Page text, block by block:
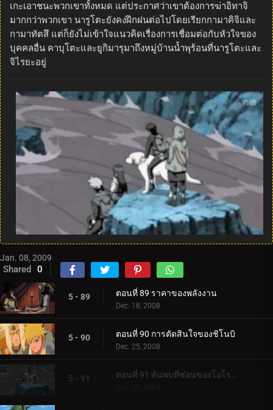
เกะเอาชนะพวกเขาทั้งหมด แต่ประกาศว่าเขาต้องการฆ่าอิทาจิ
มากกว่าพวกเขา นารูโตะยังคงฝึกฝนต่อไปโดยเรียกกามาคิจิและ
กามาทัตสึ แต่ก็ยังไม่เข้าใจแนวคิดเรื่องการเชื่อมต่อกับหัวใจของ
บุคคลอื่น คาบุโตะและยูกิมารุมาถึงหมู่บ้านน้ำพุร้อนที่นารูโตะและ
จิไรยะอยู่
Jan. 08, 2009
Shared 0
5 - 89 ตอนที่ 89 ราคาของพลังงาน
Dec. 18, 2008
5 - 90 ตอนที่ 90 การตัดสินใจของชิโนบิ
Dec. 25, 2008
5 - 91
Jan. 08, 2009